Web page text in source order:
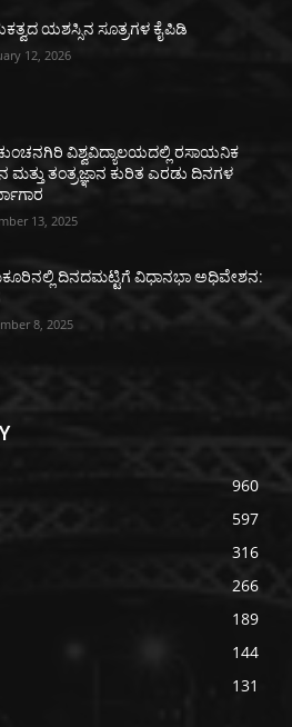
ಯಶಸ್ಸಿನ ಸೂತ್ರಗಳ ಕೈಪಿಡಿ
12, 2026
ವಿಶ್ವವಿದ್ಯಾಲಯದಲ್ಲಿ ರಸಾಯನಿಕ
ಮತ್ತು ತಂತ್ರಜ್ಞಾನ ಕುರಿತ ಎರಡು ದಿನಗಳ
13, 2025
ದಿನದಮಟ್ಟಿಗೆ ವಿಧಾನಭಾ ಅಧಿವೇಶನ:
8, 2025
960
597
316
266
189
144
131